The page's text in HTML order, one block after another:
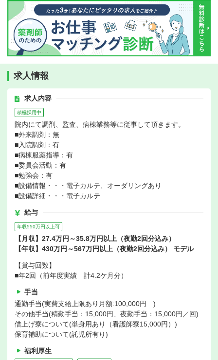
求人情報
求人内容
積極採用中
院内にて調剤、監査、病棟業務等に従事して頂きます。
■外来調剤：無
■入院調剤：有
■病棟服薬指導：有
■委員会活動：有
■勉強会：有
■設備情報・・・電子カルテ、オーダリングあり
■設備詳細・・・電子カルテ
給与
年収550万円以上可
【月収】27.4万円～35.8万円以上（夜勤2回分込み）
【年収】430万円～567万円以上（夜勤2回分込み） モデル
【賞与回数】
■年2回（前年度実績 計4.2ケ月分）
手当
通勤手当(実費支給上限あり月額:100,000円 )
その他手当(精勤手当：15,000円、夜勤手当：15,000円／回)
借上げ寮について(単身用あり（看護師寮15,000円）)
保育補助について(託児所有り)
福利厚生